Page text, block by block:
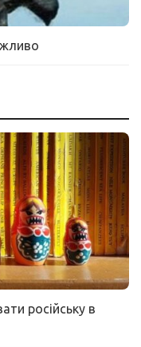
російську в